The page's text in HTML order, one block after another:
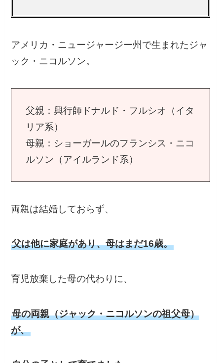
アメリカ・ニュージャージー州で生まれたジャ
ック・ニコルソン。
父親：興行師ドナルド・フルシオ（イタ
リア系）
母親：ショーガールのフランシス・ニコ
ルソン（アイルランド系）
両親は結婚しておらず、
父は他に家庭があり、母はまだ16歳。
育児放棄した母の代わりに、
母の両親（ジャック・ニコルソンの祖父母）
が、